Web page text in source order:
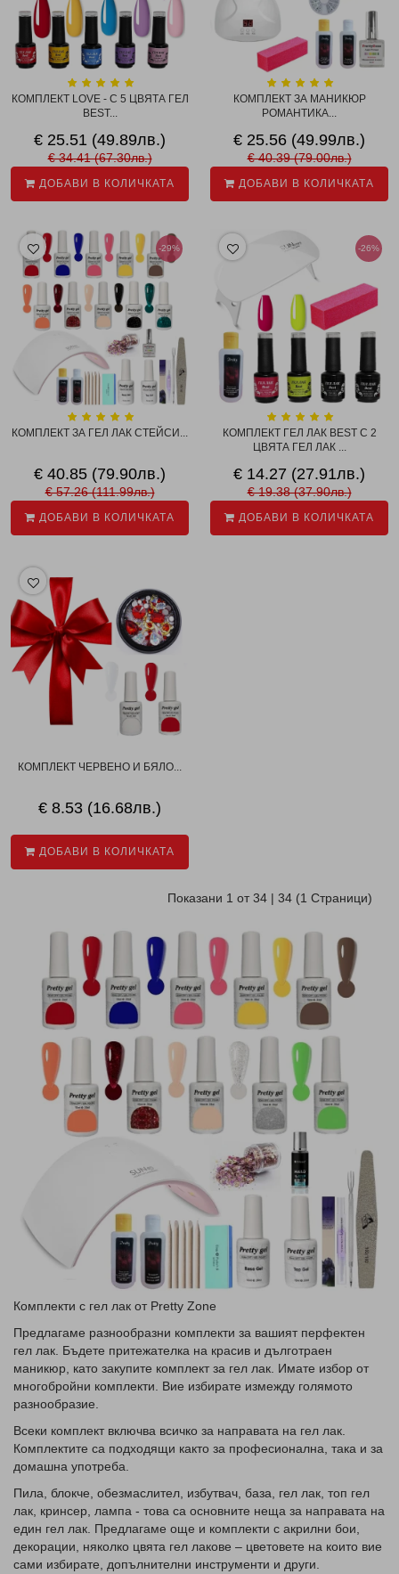
КОМПЛЕКТ LOVE - С 5 ЦВЯТА ГЕЛ
BEST...
€ 25.51 (49.89лв.)
€ 34.41 (67.30лв.)
ДОБАВИ В КОЛИЧКАТА
КОМПЛЕКТ ЗА МАНИКЮР
РОМАНТИКА...
€ 25.56 (49.99лв.)
€ 40.39 (79.00лв.)
ДОБАВИ В КОЛИЧКАТА
-29%
КОМПЛЕКТ ЗА ГЕЛ ЛАК СТЕЙСИ...
€ 40.85 (79.90лв.)
€ 57.26 (111.99лв.)
ДОБАВИ В КОЛИЧКАТА
-26%
КОМПЛЕКТ ГЕЛ ЛАК BEST С 2
ЦВЯТА ГЕЛ ЛАК ...
€ 14.27 (27.91лв.)
€ 19.38 (37.90лв.)
ДОБАВИ В КОЛИЧКАТА
КОМПЛЕКТ ЧЕРВЕНО И БЯЛО...
€ 8.53 (16.68лв.)
ДОБАВИ В КОЛИЧКАТА
Показани 1 от 34 | 34 (1 Страници)
Комплекти с гел лак от Pretty Zone
Предлагаме разнообразни комплекти за вашият перфектен
гел лак. Бъдете притежателка на красив и дълготраен
маникюр, като закупите комплект за гел лак. Имате избор от
многобройни комплекти. Вие избирате измежду голямото
разнообразие.
Всеки комплект включва всичко за направата на гел лак.
Комплектите са подходящи както за професионална, така и за
домашна употреба.
Пила, блокче, обезмаслител, избутвач, база, гел лак, топ гел
лак, кринсер, лампа - това са основните неща за направата на
един гел лак. Предлагаме още и комплекти с акрилни бои,
декорации, няколко цвята гел лакове – цветовете на които вие
сами избирате, допълнителни инструменти и други.